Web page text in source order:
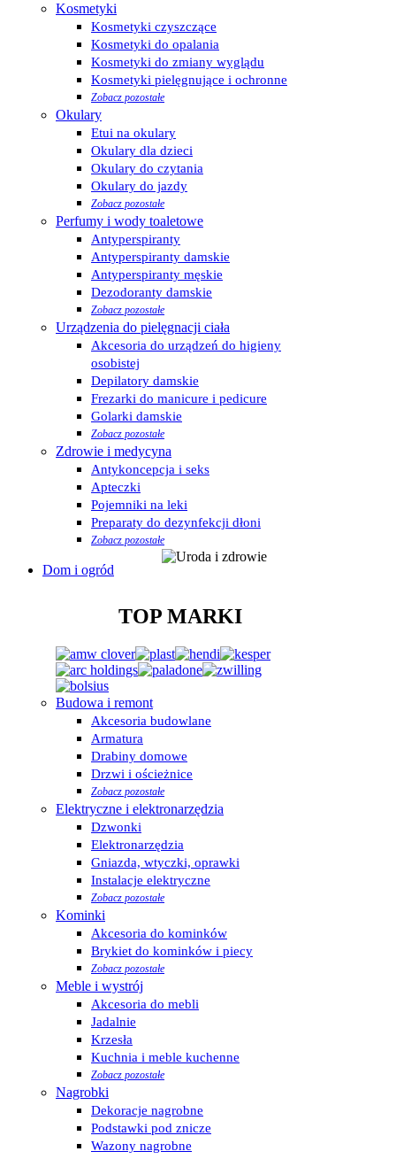
Kosmetyki
Kosmetyki czyszczące
Kosmetyki do opalania
Kosmetyki do zmiany wyglądu
Kosmetyki pielęgnujące i ochronne
Zobacz pozostałe
Okulary
Etui na okulary
Okulary dla dzieci
Okulary do czytania
Okulary do jazdy
Zobacz pozostałe
Perfumy i wody toaletowe
Antyperspiranty
Antyperspiranty damskie
Antyperspiranty męskie
Dezodoranty damskie
Zobacz pozostałe
Urządzenia do pielęgnacji ciała
Akcesoria do urządzeń do higieny
osobistej
Depilatory damskie
Frezarki do manicure i pedicure
Golarki damskie
Zobacz pozostałe
Zdrowie i medycyna
Antykoncepcja i seks
Apteczki
Pojemniki na leki
Preparaty do dezynfekcji dłoni
Zobacz pozostałe
Dom i ogród
TOP MARKI
Budowa i remont
Akcesoria budowlane
Armatura
Drabiny domowe
Drzwi i ościeżnice
Zobacz pozostałe
Elektryczne i elektronarzędzia
Dzwonki
Elektronarzędzia
Gniazda, wtyczki, oprawki
Instalacje elektryczne
Zobacz pozostałe
Kominki
Akcesoria do kominków
Brykiet do kominków i piecy
Zobacz pozostałe
Meble i wystrój
Akcesoria do mebli
Jadalnie
Krzesła
Kuchnia i meble kuchenne
Zobacz pozostałe
Nagrobki
Dekoracje nagrobne
Podstawki pod znicze
Wazony nagrobne